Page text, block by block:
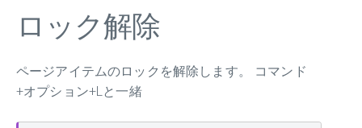
ロック解除
ページアイテムのロックを解除します。 コマンド
+オプション+Lと一緒